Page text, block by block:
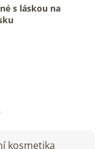
s láskou na
kosmetika